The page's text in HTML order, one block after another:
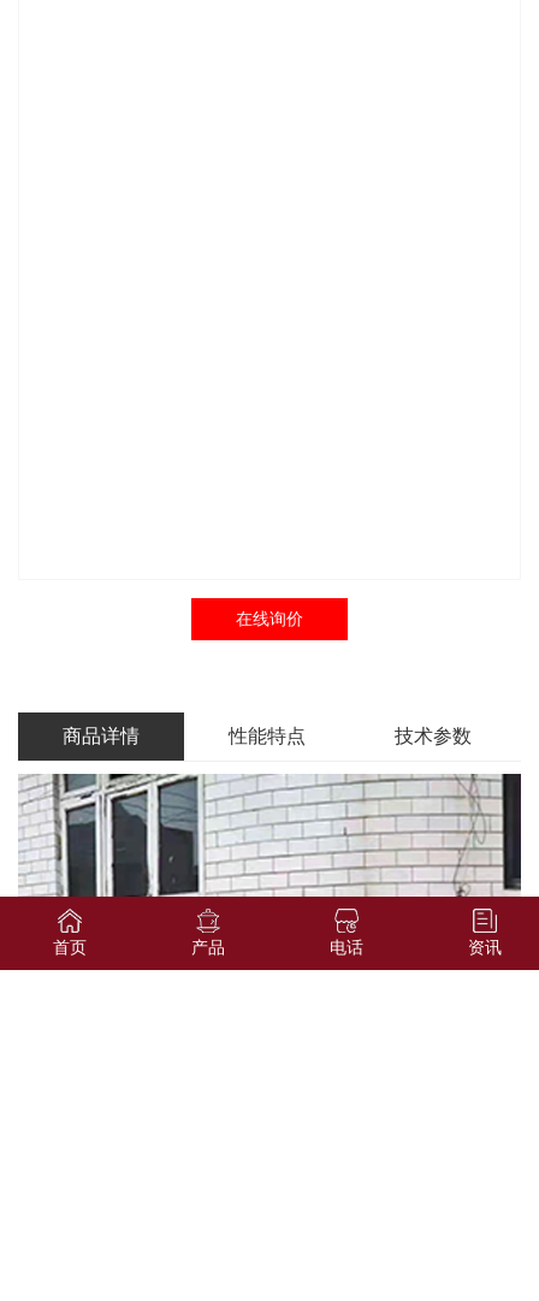
在线询价
商品详情 性能特点 技术参数
首页 产品 电话 资讯